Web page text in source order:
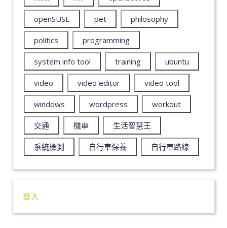
openSUSE pet philosophy
politics programming
system info tool training ubuntu
video video editor video tool
windows wordpress workout
交通 機車 生活智慧王
系統檢測 自行車保養 自行車路線
登入